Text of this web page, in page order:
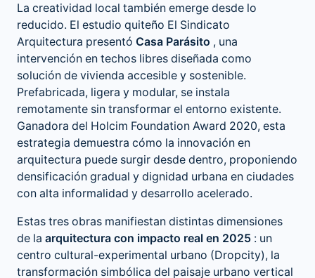
La creatividad local también emerge desde lo
reducido. El estudio quiteño El Sindicato
Arquitectura presentó Casa Parásito , una
intervención en techos libres diseñada como
solución de vivienda accesible y sostenible.
Prefabricada, ligera y modular, se instala
remotamente sin transformar el entorno existente.
Ganadora del Holcim Foundation Award 2020, esta
estrategia demuestra cómo la innovación en
arquitectura puede surgir desde dentro, proponiendo
densificación gradual y dignidad urbana en ciudades
con alta informalidad y desarrollo acelerado.
Estas tres obras manifiestan distintas dimensiones
de la arquitectura con impacto real en 2025 : un
centro cultural-experimental urbano (Dropcity), la
transformación simbólica del paisaje urbano vertical